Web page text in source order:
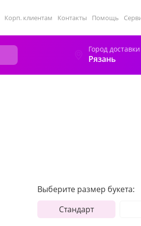
Корп. клиентам Контакты Помощь
Город доставки
Рязань
Выберите размер букета:
Стандарт